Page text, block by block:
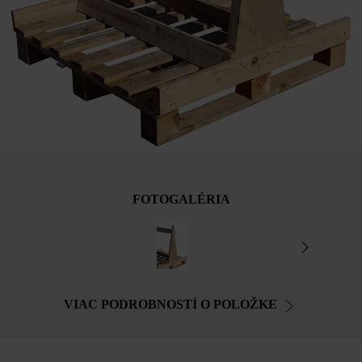
FOTOGALÉRIA
VIAC PODROBNOSTÍ O POLOŽKE